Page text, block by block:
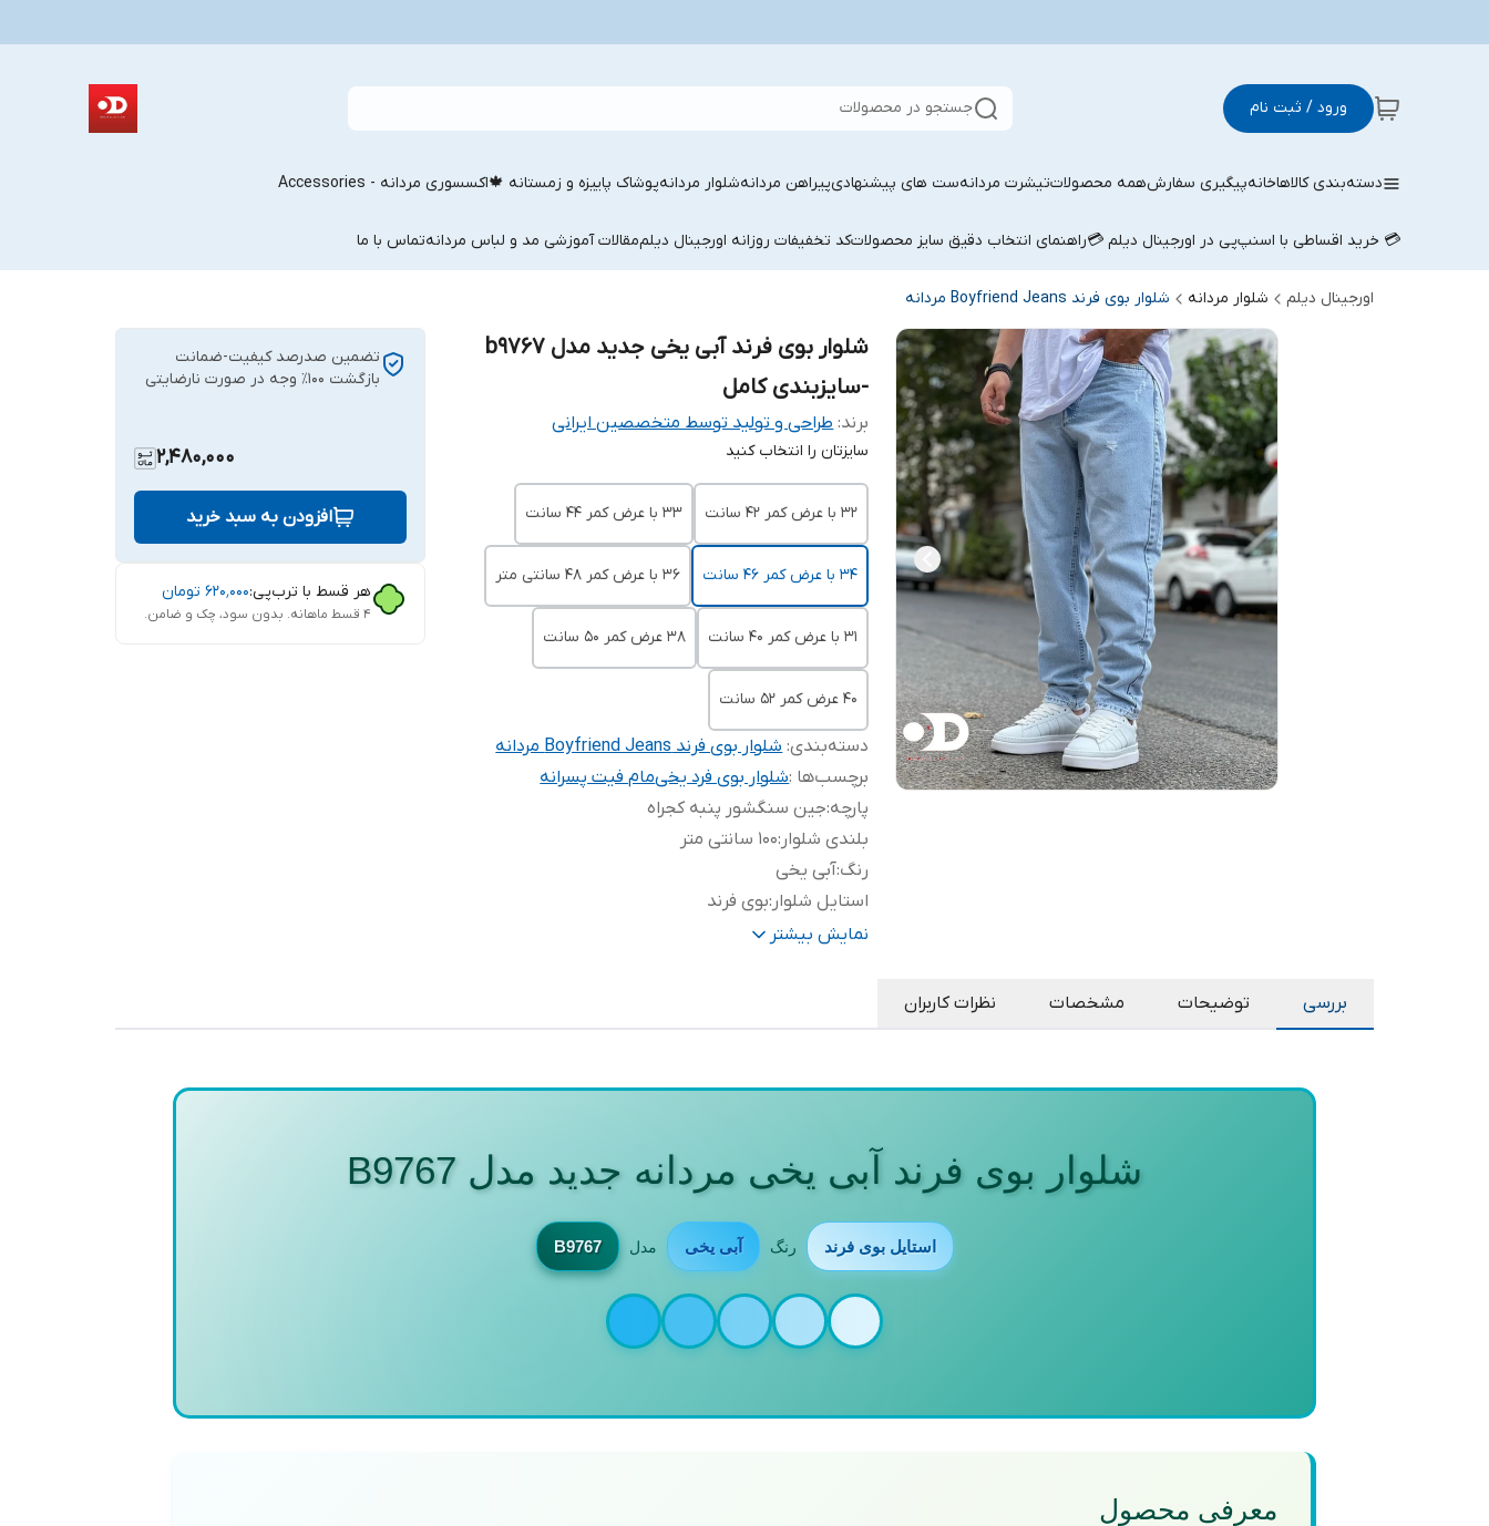
ورود / ثبت نام جستجو در محصولات
دسته‌بندی کالاهاخانهپیگیری سفارشهمه محصولاتتیشرت مردانهست های پیشنهادیپیراهن مردانهشلوار مردانهپوشاک پاییزه و زمستانه 🍁اکسسوری مردانه - Accessories
💳 خرید اقساطی با اسنپ‌پی در اورجینال دیلم 💳راهنمای انتخاب دقیق سایز محصولاتکد تخفیفات روزانه اورجینال دیلممقالات آموزشی مد و لباس مردانهتماس با ما
اورجینال دیلم شلوار مردانه شلوار بوی فرند Boyfriend Jeans مردانه
شلوار بوی فرند آبی یخی جدید مدل b9767
-سایزبندی کامل
برند: طراحی و تولید توسط متخصصین ایرانی
سایزتان را انتخاب کنید
۳۲ با عرض کمر ۴۲ سانت ۳۳ با عرض کمر ۴۴ سانت
۳۴ با عرض کمر ۴۶ سانت ۳۶ با عرض کمر ۴۸ سانتی متر
31 با عرض کمر ۴۰ سانت 38 عرض کمر 50 سانت
40 عرض کمر 52 سانت
دسته‌بندی:شلوار بوی فرند Boyfriend Jeans مردانه
برچسب‌ها :شلوار بوی فرد یخیمام فیت پسرانه
پارچه:جین سنگشور پنبه کجراه
بلندی شلوار :100 سانتی متر
رنگ:آبی یخی
استایل شلوار :بوی فرند
تاریخ تولید:
Jul 2024
کیفیت:بالا-رنگ ثابت -با تضمین اورجینال دیلم
نمایش بیشتر
تضمین صدرصد کیفیت-ضمانت
بازگشت ۱۰۰٪ وجه در صورت نارضایتی
2,480,000
افزودن به سبد خرید
هر قسط با ترب‌پی:۶۲۰٬۰۰۰ تومان
۴ قسط ماهانه. بدون سود، چک و ضامن.
بررسی توضیحات مشخصات نظرات کاربران
شلوار بوی فرند آبی یخی مردانه جدید مدل B9767
استایل بوی فرند رنگ آبی یخی مدل B9767
معرفی محصول